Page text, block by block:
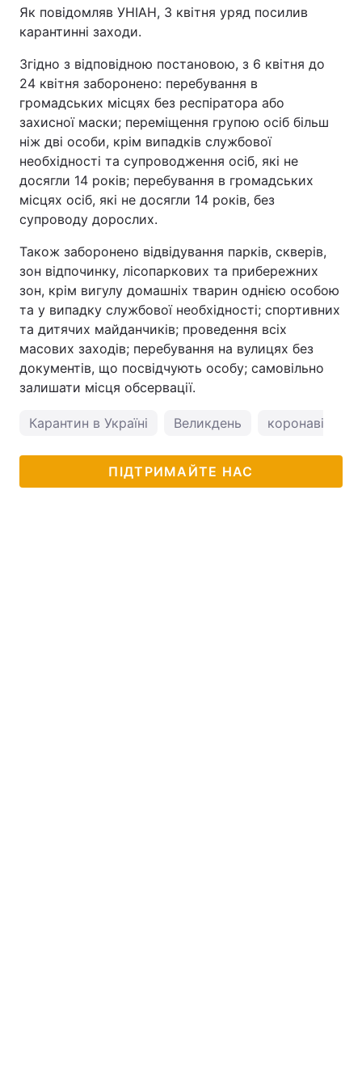
Тема оформлення
Як повідомляв УНІАН, 3 квітня уряд посилив
карантинні заходи.
Згідно з відповідною постановою, з 6 квітня до
24 квітня заборонено: перебування в
громадських місцях без респіратора або
захисної маски; переміщення групою осіб більш
ніж дві особи, крім випадків службової
необхідності та супроводження осіб, які не
досягли 14 років; перебування в громадських
місцях осіб, які не досягли 14 років, без
супроводу дорослих.
Також заборонено відвідування парків, скверів,
зон відпочинку, лісопаркових та прибережних
зон, крім вигулу домашніх тварин однією особою
та у випадку службової необхідності; спортивних
та дитячих майданчиків; проведення всіх
масових заходів; перебування на вулицях без
документів, що посвідчують особу; самовільно
залишати місця обсервації.
Карантин в Україні Великдень коронавірус в
ПІДТРИМАЙТЕ НАС